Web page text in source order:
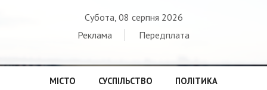
Субота, 08 серпня 2026
Реклама
Передплата
МІСТО СУСПІЛЬСТВО
ПОЛІТИКА